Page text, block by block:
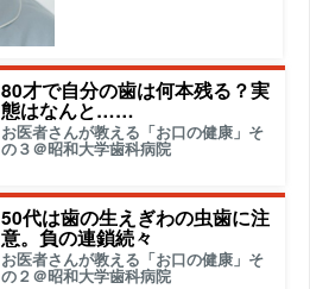
80才で自分の歯は何本残る？実
態はなんと……
お医者さんが教える「お口の健康」そ
の３＠昭和大学歯科病院
50代は歯の生えぎわの虫歯に注
意。負の連鎖続々
お医者さんが教える「お口の健康」そ
の２＠昭和大学歯科病院